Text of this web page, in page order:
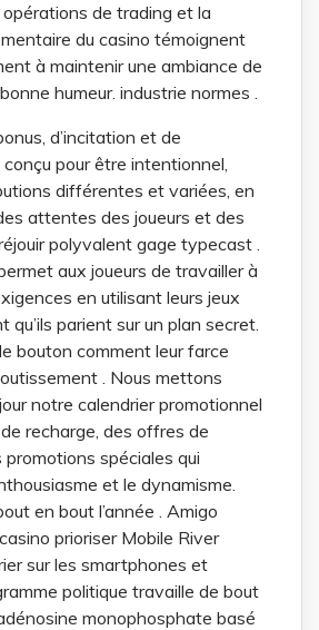
de trading et la
du casino témoignent
à maintenir une ambiance de
humeur. industrie normes .
d’incitation et de
pour être intentionnel,
différentes et variées, en
attentes des joueurs et des
polyvalent gage typecast .
aux joueurs de travailler à
en utilisant leurs jeux
qu’ils parient sur un plan secret.
bouton comment leur farce
. Nous mettons
notre calendrier promotionnel
recharge, des offres de
spéciales qui
et le dynamisme.
en bout l’année . Amigo
prioriser Mobile River
sur les smartphones et
politique travaille de bout
monophosphate basé